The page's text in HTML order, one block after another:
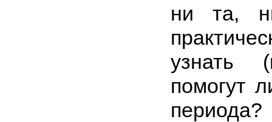
ни та,
узнать
помогут
периода?